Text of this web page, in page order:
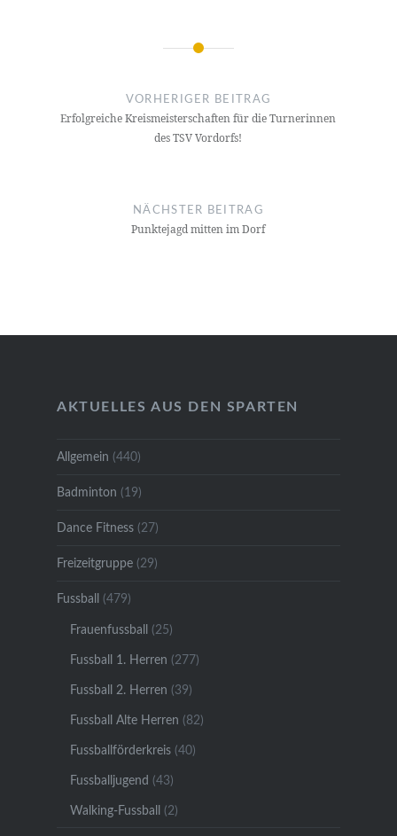
Beitragsnavigation
VORHERIGER BEITRAG
Erfolgreiche Kreismeisterschaften für die Turnerinnen
des TSV Vordorfs!
NÄCHSTER BEITRAG
Punktejagd mitten im Dorf
AKTUELLES AUS DEN SPARTEN
Allgemein (440)
Badminton (19)
Dance Fitness(27)
Freizeitgruppe(29)
Fussball (479)
Frauenfussball (25)
Fussball 1. Herren (277)
Fussball 2. Herren (39)
Fussball Alte Herren (82)
Fussballförderkreis(40)
Fussballjugend (43)
Walking-Fussball (2)